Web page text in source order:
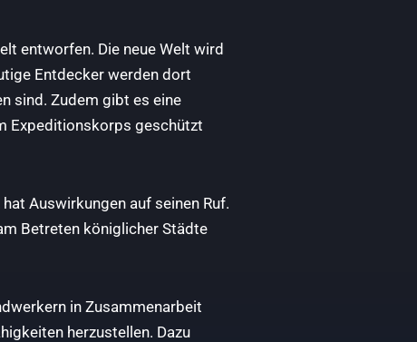
entworfen. Die neue Welt wird
Entdecker werden dort
sind. Zudem gibt es eine
Expeditionskorps geschützt
Auswirkungen auf seinen Ruf.
Betreten königlicher Städte
in Zusammenarbeit
herzustellen. Dazu